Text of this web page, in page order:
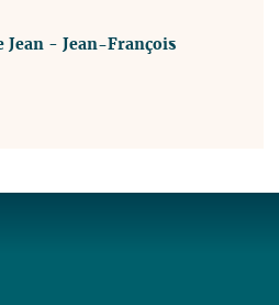
Jean -Jean-François